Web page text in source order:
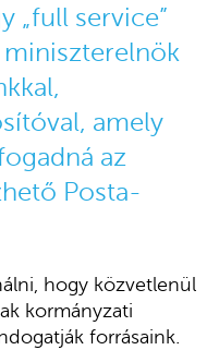
„full service”
amely
az
Posta-
hogy közvetlenül
kormányzati
forrásaink.